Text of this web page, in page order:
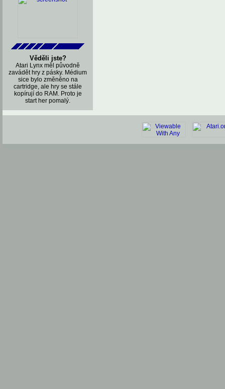
Věděli jste?
Atari Lynx měl původně
zavádět hry z pásky. Médium
sice bylo změněno na
cartridge, ale hry se stále
kopírují do RAM. Proto je
start her pomalý.